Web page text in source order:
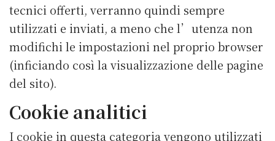
tecnici offerti, verranno quindi sempre
utilizzati e inviati, a meno che l’utenza non
modifichi le impostazioni nel proprio browser
(inficiando così la visualizzazione delle pagine
del sito).
Cookie analitici
I cookie in questa categoria vengono utilizzati